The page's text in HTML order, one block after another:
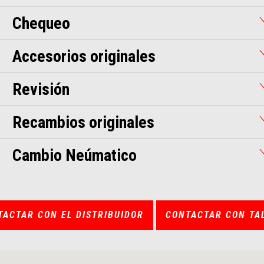
Chequeo
Accesorios originales
Revisión
Recambios originales
Cambio Neúmatico
CON EL DISTRIBUIDOR CONTACTAR CON